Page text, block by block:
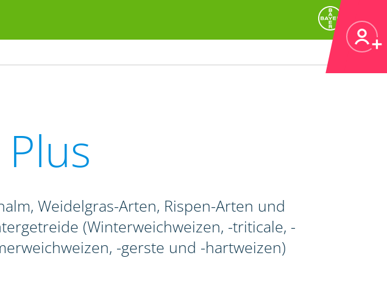
Plus
Weidelgras-Arten, Rispen-Arten und
(Winterweichweizen, -triticale, -
-gerste und -hartweizen)